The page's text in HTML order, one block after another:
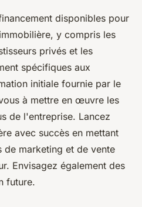
disponibles pour
y compris les
privés et les
spécifiques aux
initiale fournie par le
à mettre en œuvre les
de l'entreprise. Lancez
avec succès en mettant
de marketing et de vente
Envisagez également des
future.